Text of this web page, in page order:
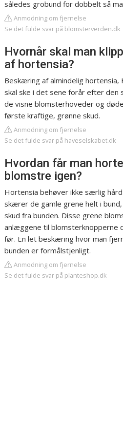
således grobund for dobbelt så
Anmodning om fjernelse
Se det fulde svar på blomsterverden.dk
Hvornår skal man
af hortensia?
Beskæring af almindelig hortensia,
skal ske i det sene forår efter den
de visne blomsterhoveder og
første kraftige, grønne skud.
Anmodning om fjernelse
Se det fulde svar på haveselskabet.dk
Hvordan får man
blomstre igen?
Hortensia behøver ikke særlig
skærer de gamle grene helt i
skud fra bunden. Disse grene
anlæggene til blomsterknopperne
før. En let beskæring hvor man
bunden er formålstjenligt.
Anmodning om fjernelse
Se det fulde svar på planteshop.dk